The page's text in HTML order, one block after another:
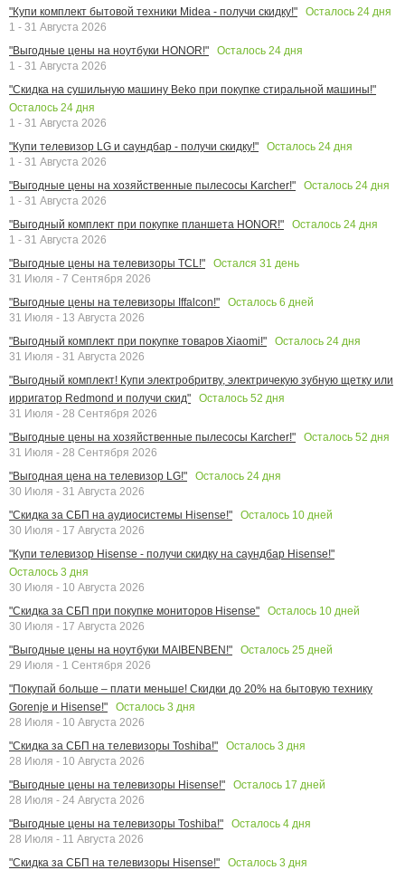
"Купи комплект бытовой техники Midea - получи скидку!"
Осталось 24 дня
1 - 31 Августа 2026
"Выгодные цены на ноутбуки HONOR!"
Осталось 24 дня
1 - 31 Августа 2026
"Скидка на сушильную машину Beko при покупке стиральной машины!"
Осталось 24 дня
1 - 31 Августа 2026
"Купи телевизор LG и саундбар - получи скидку!"
Осталось 24 дня
1 - 31 Августа 2026
"Выгодные цены на хозяйственные пылесосы Karcher!"
Осталось 24 дня
1 - 31 Августа 2026
"Выгодный комплект при покупке планшета HONOR!"
Осталось 24 дня
1 - 31 Августа 2026
"Выгодные цены на телевизоры TCL!"
Остался 31 день
31 Июля - 7 Сентября 2026
"Выгодные цены на телевизоры Iffalcon!"
Осталось 6 дней
31 Июля - 13 Августа 2026
"Выгодный комплект при покупке товаров Xiaomi!"
Осталось 24 дня
31 Июля - 31 Августа 2026
"Выгодный комплект! Купи электробритву, электричекую зубную щетку или
ирригатор Redmond и получи скид"
Осталось 52 дня
31 Июля - 28 Сентября 2026
"Выгодные цены на хозяйственные пылесосы Karcher!"
Осталось 52 дня
31 Июля - 28 Сентября 2026
"Выгодная цена на телевизор LG!"
Осталось 24 дня
30 Июля - 31 Августа 2026
"Скидка за СБП на аудиосистемы Hisense!"
Осталось 10 дней
30 Июля - 17 Августа 2026
"Купи телевизор Hisense - получи скидку на саундбар Hisense!"
Осталось 3 дня
30 Июля - 10 Августа 2026
"Скидка за СБП при покупке мониторов Hisense"
Осталось 10 дней
30 Июля - 17 Августа 2026
"Выгодные цены на ноутбуки MAIBENBEN!"
Осталось 25 дней
29 Июля - 1 Сентября 2026
"Покупай больше – плати меньше! Скидки до 20% на бытовую технику
Gorenje и Hisense!"
Осталось 3 дня
28 Июля - 10 Августа 2026
"Скидка за СБП на телевизоры Toshiba!"
Осталось 3 дня
28 Июля - 10 Августа 2026
"Выгодные цены на телевизоры Hisense!"
Осталось 17 дней
28 Июля - 24 Августа 2026
"Выгодные цены на телевизоры Toshiba!"
Осталось 4 дня
28 Июля - 11 Августа 2026
"Скидка за СБП на телевизоры Hisense!"
Осталось 3 дня